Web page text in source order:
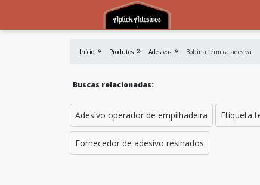
Início Produtos Adesivos Bobina térmica adesiva
Buscas relacionadas:
Adesivo operador de empilhadeira Etiqueta
Fornecedor de adesivo resinados